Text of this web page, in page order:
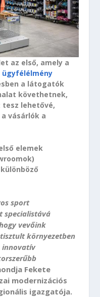
az első, amely a
ügyfélélmény
a látogatók
követhetnek,
tesz lehetővé,
vásárlók a
elemek
sport
specialistává
vevőink
környezetben
innovatív
Fekete
modernizációs
igazgatója.